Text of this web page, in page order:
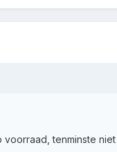
tenminste